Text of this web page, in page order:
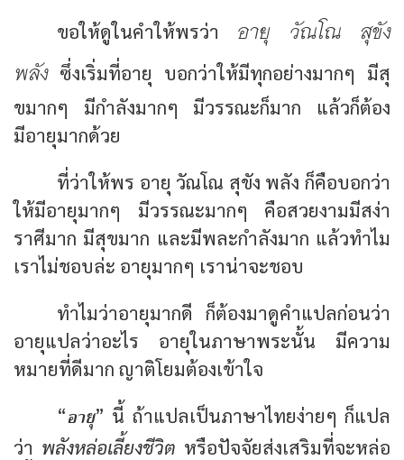
ขอให้ดูในคำให้พรว่า อายุ วัณโณ สุขัง
พลังซึ่งเริ่มที่อายุ บอกว่าให้มีทุกอย่างมากๆ มีสุ
ขมากๆ มีกำลังมากๆ มีวรรณะก็มาก แล้วก็ต้อง
มีอายุมากด้วย
ที่ว่าให้พร อายุ วัณโณ สุขัง พลัง ก็คือบอกว่า
ให้มีอายุมากๆ มีวรรณะมากๆ คือสวยงามมีสง่า
ราศีมาก มีสุขมาก และมีพละกำลังมาก แล้วทำไม
เราไม่ชอบล่ะ อายุมากๆ เราน่าจะชอบ
ทำไมว่าอายุมากดี ก็ต้องมาดูคำแปลก่อนว่า
อายุแปลว่าอะไร อายุในภาษาพระนั้น มีความ
หมายที่ดีมาก ญาติโยมต้องเข้าใจ
“อายุ” นี้ ถ้าแปลเป็นภาษาไทยง่ายๆ ก็แปล
ว่า พลังหล่อเลี้ยงชีวิต หรือปัจจัยส่งเสริมที่จะหล่อ